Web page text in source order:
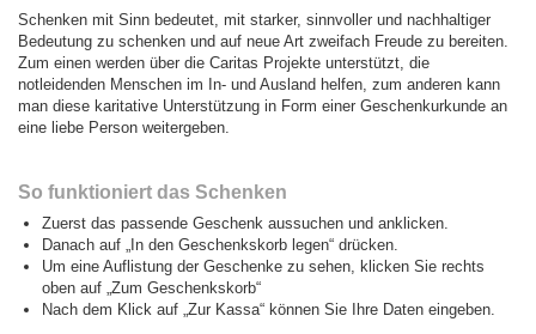
Schenken mit Sinn bedeutet, mit starker, sinnvoller und nachhaltiger
Bedeutung zu schenken und auf neue Art zweifach Freude zu bereiten.
Zum einen werden über die Caritas Projekte unterstützt, die
notleidenden Menschen im In- und Ausland helfen, zum anderen kann
man diese karitative Unterstützung in Form einer Geschenkurkunde an
eine liebe Person weitergeben.
So funktioniert das Schenken
Zuerst das passende Geschenk aussuchen und anklicken.
Danach auf „In den Geschenkskorb legen“ drücken.
Um eine Auflistung der Geschenke zu sehen, klicken Sie rechts
oben auf „Zum Geschenkskorb“
Nach dem Klick auf „Zur Kassa“ können Sie Ihre Daten eingeben.